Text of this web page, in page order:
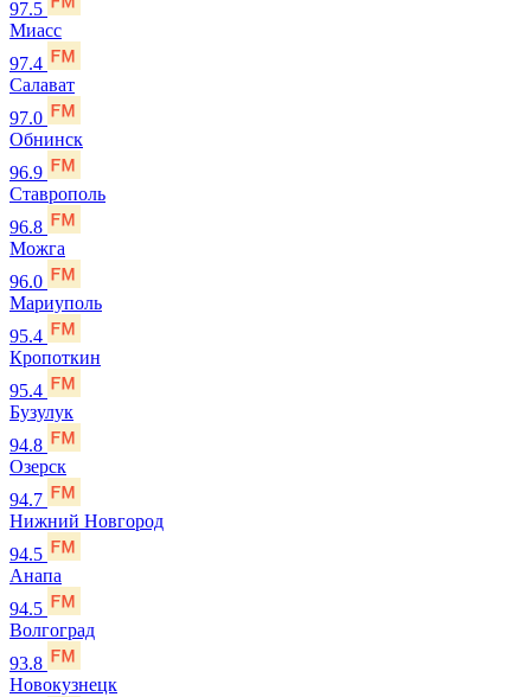
97.5
Миасс
97.4
Салават
97.0
Обнинск
96.9
Ставрополь
96.8
Можга
96.0
Мариуполь
95.4
Кропоткин
95.4
Бузулук
94.8
Озерск
94.7
Нижний Новгород
94.5
Анапа
94.5
Волгоград
93.8
Новокузнецк